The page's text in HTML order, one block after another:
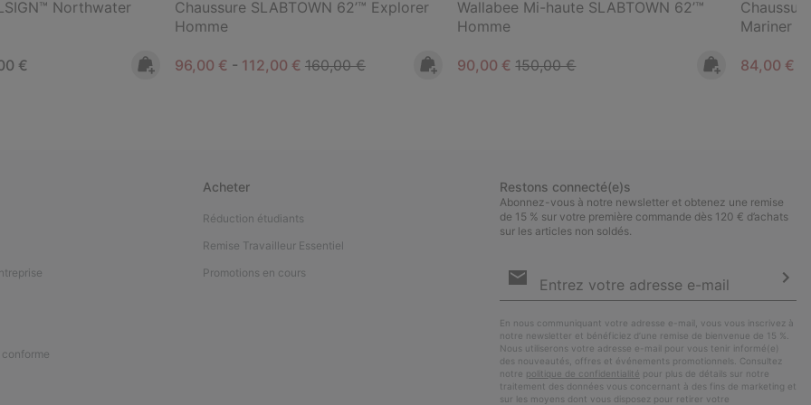
Northwater
price:
€
Chaussure SLABTOWN 62’™ Explorer
Homme
Minimum sale price:
96,00 € - Maximum sale price:
112,00 € Regular price:
160,00 €
Wallabee Mi-haute SLABTOWN 62’™
Homme
Sale price:
90,00 €Regular price:
150,00 €
Mariner
Sale price:
84,00 €
conforme
Acheter
Réduction étudiants
Remise Travailleur Essentiel
Promotions en cours
Restons connecté(e)s
Abonnez-vous à notre newsletter et obtenez une remise
de 15 % sur votre première commande dès 120 € d’achats
sur les articles non soldés.
par
En nous communiquant votre adresse e-mail, vous vous inscrivez à
notre newsletter et bénéficiez d’une remise de bienvenue de 15 %.
Nous utiliserons votre adresse e-mail pour vous tenir informé(e)
des nouveautés, offres et événements promotionnels. Consultez
notre politique de confidentialité pour plus de détails sur notre
traitement des données vous concernant à des fins de marketing et
sur les moyens dont vous disposez pour retirer votre